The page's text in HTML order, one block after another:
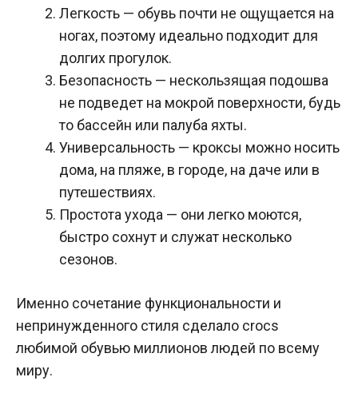
Легкость — обувь почти не ощущается на
ногах, поэтому идеально подходит для
долгих прогулок.
Безопасность — нескользящая подошва
не подведет на мокрой поверхности, будь
то бассейн или палуба яхты.
Универсальность — кроксы можно носить
дома, на пляже, в городе, на даче или в
путешествиях.
Простота ухода — они легко моются,
быстро сохнут и служат несколько
сезонов.
Именно сочетание функциональности и
непринужденного стиля сделало crocs
любимой обувью миллионов людей по всему
миру.